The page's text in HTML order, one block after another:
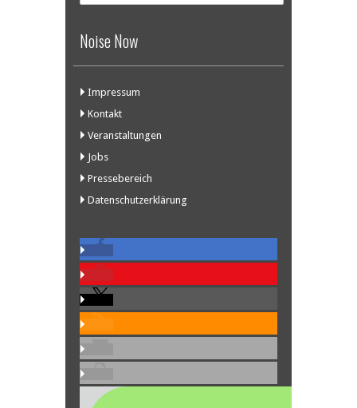
Noise Now
Impressum
Kontakt
Veranstaltungen
Jobs
Pressebereich
Datenschutzerklärung